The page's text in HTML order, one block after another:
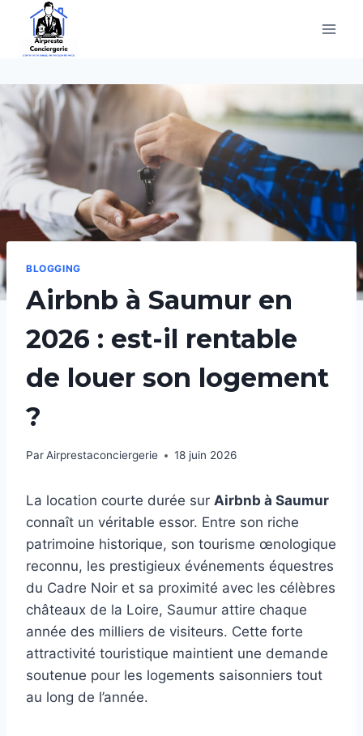
contenu
BLOGGING
Airbnb à Saumur en
2026 : est-il rentable
de louer son logement
?
ParAirprestaconciergerie 18 juin 2026
La location courte durée sur Airbnb à Saumur
connaît un véritable essor. Entre son riche
patrimoine historique, son tourisme œnologique
reconnu, les prestigieux événements équestres
du Cadre Noir et sa proximité avec les célèbres
châteaux de la Loire, Saumur attire chaque
année des milliers de visiteurs. Cette forte
attractivité touristique maintient une demande
soutenue pour les logements saisonniers tout
au long de l’année.